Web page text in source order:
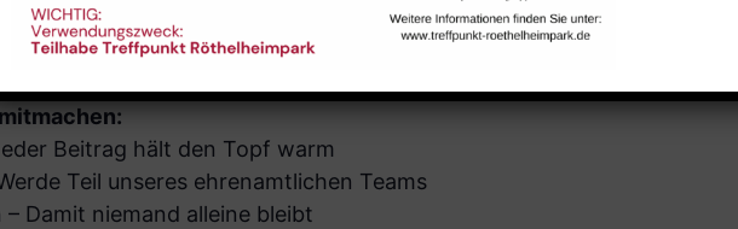
als nur Essen
– es ist Begegnung.
mit dir!
Beitrag hält den Topf warm
Teil unseres ehrenamtlichen Teams
– Damit niemand alleine bleibt